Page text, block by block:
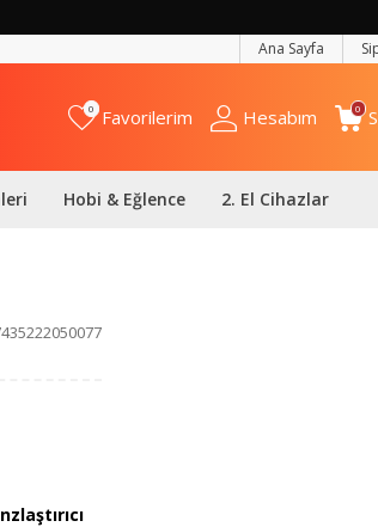
Ana Sayfa
0 Favorilerim Hesabım 0
Hobi & Eğlence 2. El Cihazlar